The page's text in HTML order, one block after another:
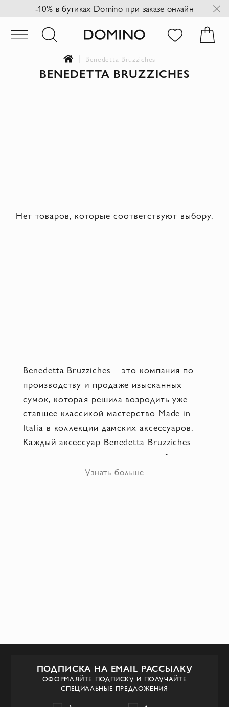
-10% в бутиках Domino при заказе онлайн
Benedetta Bruzziches
BENEDETTA BRUZZICHES
Нет товаров, которые соответствуют выбору.
Benedetta Bruzziches – это компания по
производству и продаже изысканных
сумок, которая решила возродить уже
ставшее классикой мастерство Made in
Italia в коллекции дамских аксессуаров.
Каждый аксессуар Benedetta Bruzziches
изготовлен вручную в мастерской
Витербо с использованием лучших
Узнать больше
ПОДПИСКА НА EMAIL РАССЫЛКУ
ОФОРМЛЯЙТЕ ПОДПИСКУ И ПОЛУЧАЙТЕ
СПЕЦИАЛЬНЫЕ ПРЕДЛОЖЕНИЯ